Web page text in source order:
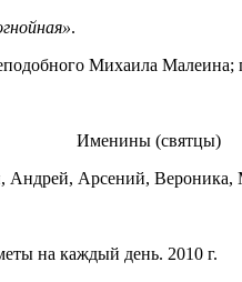
».
Михаила
Именины (святцы)
Арсений,
на каждый день. 2010 г.